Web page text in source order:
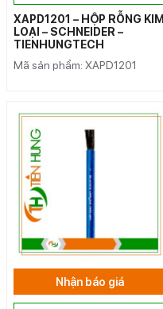
XAPD1201 – HỘP RỖNG KIM
LOẠI – SCHNEIDER –
TIENHUNGTECH
Mã sản phẩm: XAPD1201
Nhận báo giá